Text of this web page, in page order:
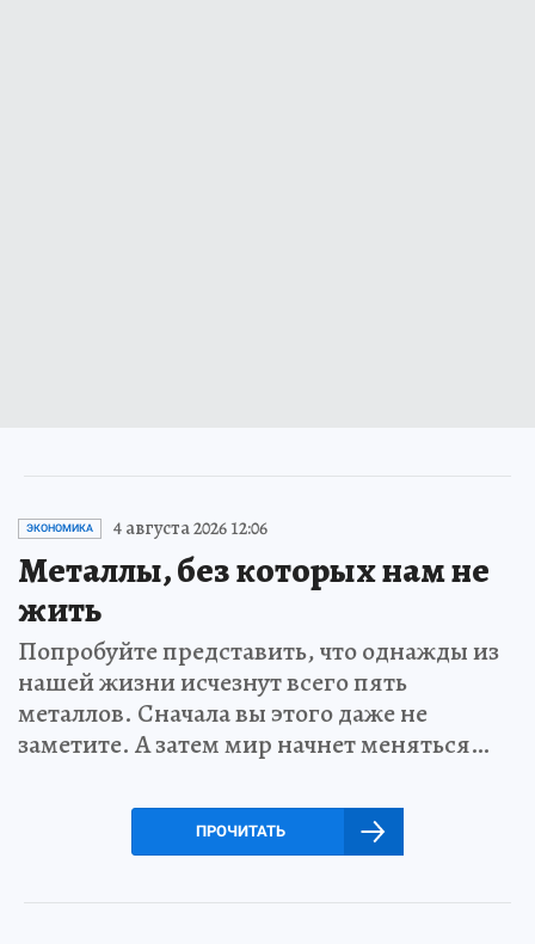
ЭКОНОМИКА 4 августа 2026 12:06
Металлы, без которых нам не
жить
Попробуйте представить, что однажды из
нашей жизни исчезнут всего пять
металлов. Сначала вы этого даже не
заметите. А затем мир начнет меняться…
ПРОЧИТАТЬ